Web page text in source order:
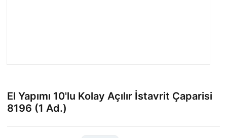
El Yapımı 10'lu Kolay Açılır İstavrit Çaparisi
8196 (1 Ad.)